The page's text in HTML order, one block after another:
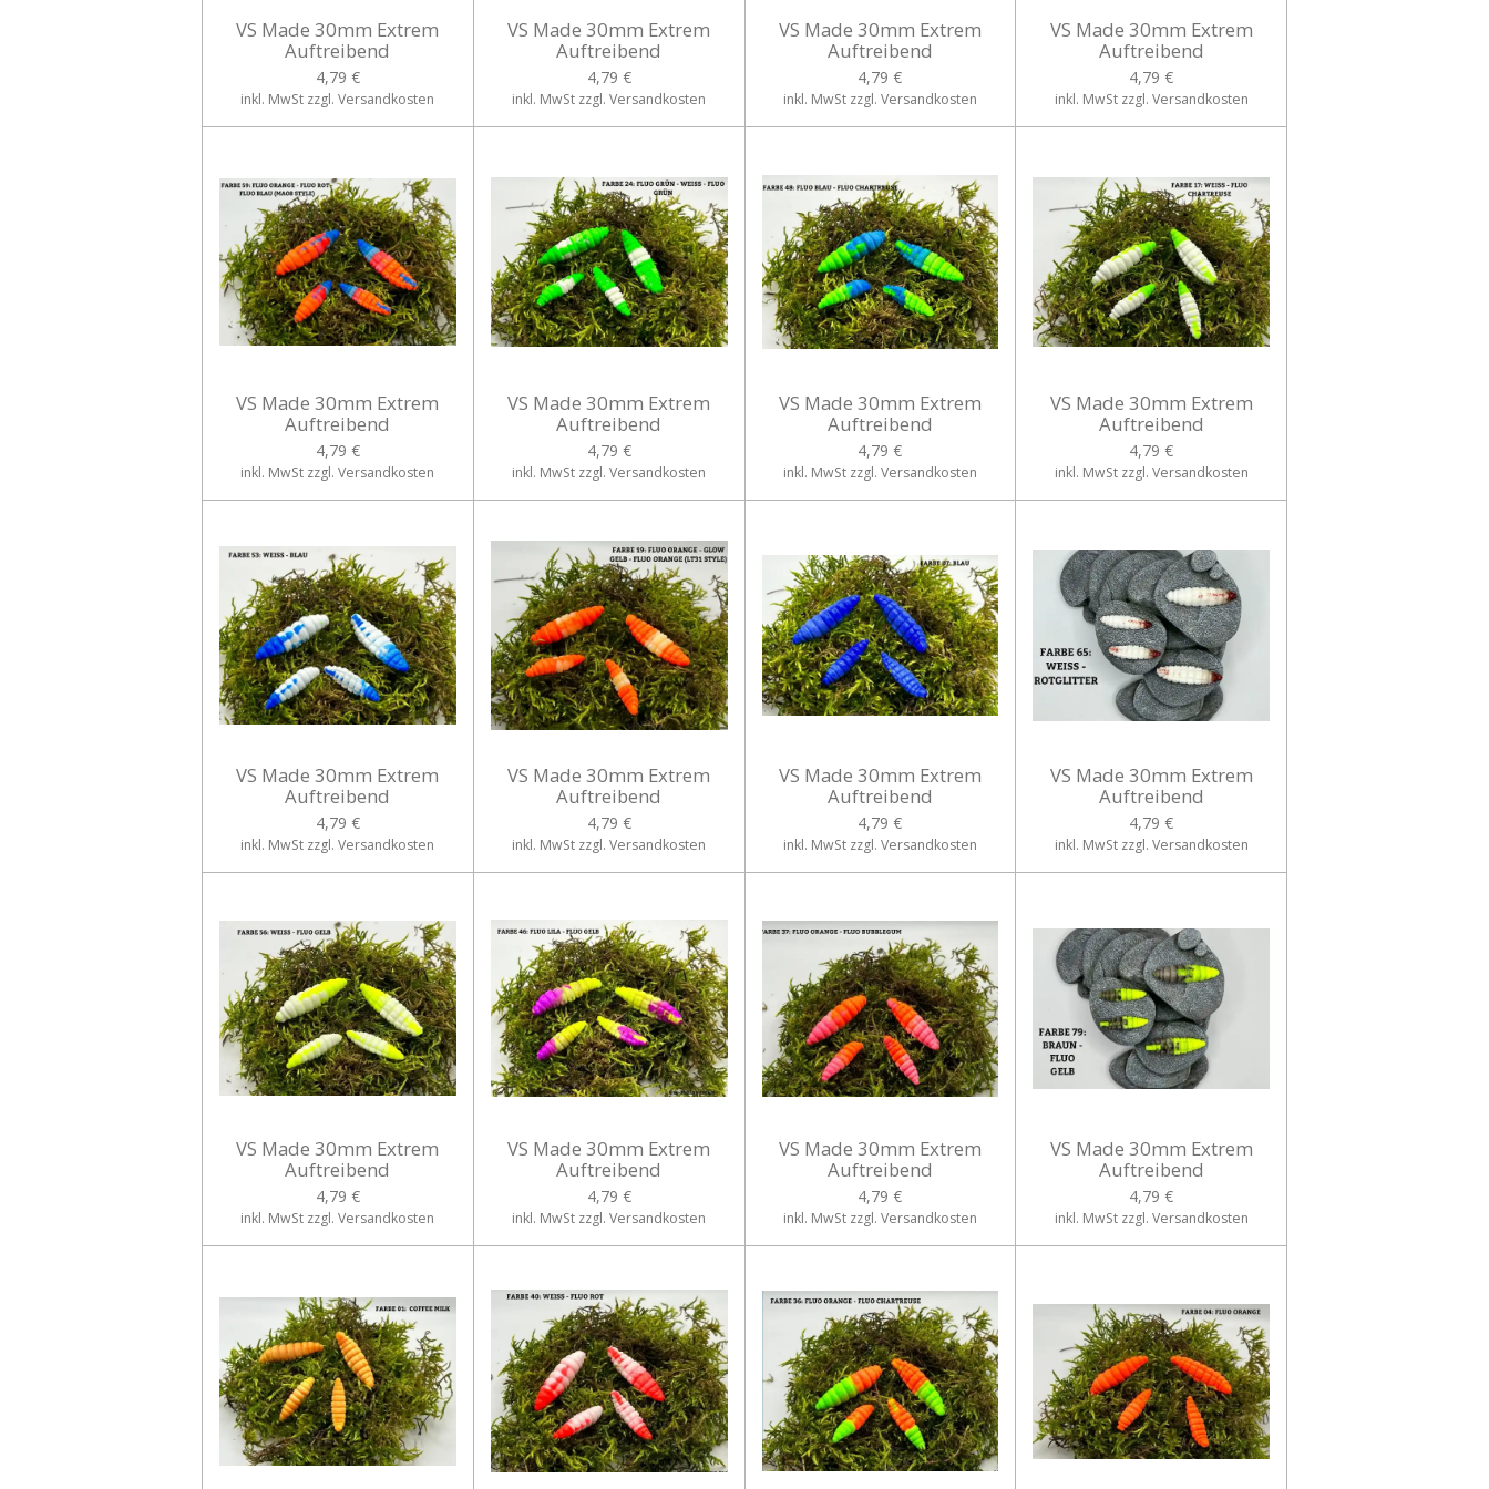
VS Made 30mm Extrem
Auftreibend
4,79 €
inkl. MwSt zzgl. Versandkosten
VS Made 30mm Extrem
Auftreibend
4,79 €
inkl. MwSt zzgl. Versandkosten
VS Made 30mm Extrem
Auftreibend
4,79 €
inkl. MwSt zzgl. Versandkosten
VS Made 30mm Extrem
Auftreibend
4,79 €
inkl. MwSt zzgl. Versandkosten
VS Made 30mm Extrem
Auftreibend
4,79 €
inkl. MwSt zzgl. Versandkosten
VS Made 30mm Extrem
Auftreibend
4,79 €
inkl. MwSt zzgl. Versandkosten
VS Made 30mm Extrem
Auftreibend
4,79 €
inkl. MwSt zzgl. Versandkosten
VS Made 30mm Extrem
Auftreibend
4,79 €
inkl. MwSt zzgl. Versandkosten
VS Made 30mm Extrem
Auftreibend
4,79 €
inkl. MwSt zzgl. Versandkosten
VS Made 30mm Extrem
Auftreibend
4,79 €
inkl. MwSt zzgl. Versandkosten
VS Made 30mm Extrem
Auftreibend
4,79 €
inkl. MwSt zzgl. Versandkosten
VS Made 30mm Extrem
Auftreibend
4,79 €
inkl. MwSt zzgl. Versandkosten
VS Made 30mm Extrem
Auftreibend
4,79 €
inkl. MwSt zzgl. Versandkosten
VS Made 30mm Extrem
Auftreibend
4,79 €
inkl. MwSt zzgl. Versandkosten
VS Made 30mm Extrem
Auftreibend
4,79 €
inkl. MwSt zzgl. Versandkosten
VS Made 30mm Extrem
Auftreibend
4,79 €
inkl. MwSt zzgl. Versandkosten